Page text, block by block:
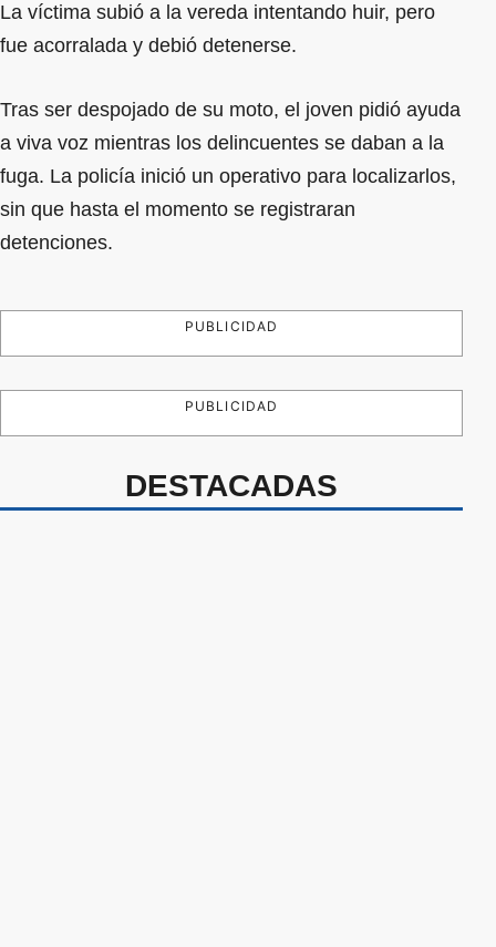
La víctima subió a la vereda intentando huir, pero
fue acorralada y debió detenerse.
Tras ser despojado de su moto, el joven pidió ayuda
a viva voz mientras los delincuentes se daban a la
fuga. La policía inició un operativo para localizarlos,
sin que hasta el momento se registraran
detenciones.
PUBLICIDAD
PUBLICIDAD
DESTACADAS